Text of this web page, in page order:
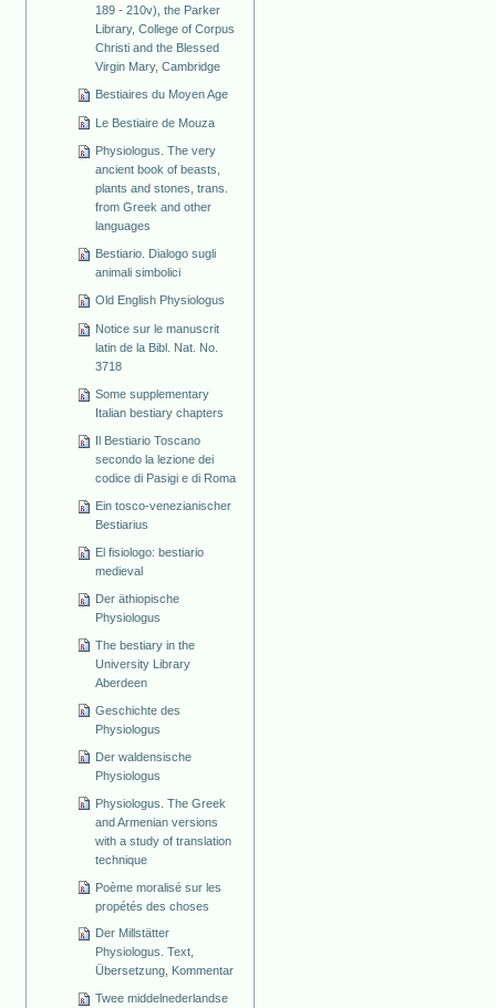
189 - 210v), the Parker
Library, College of Corpus
Christi and the Blessed
Virgin Mary, Cambridge
Bestiaires du Moyen Age
Le Bestiaire de Mouza
Physiologus. The very
ancient book of beasts,
plants and stones, trans.
from Greek and other
languages
Bestiario. Dialogo sugli
animali simbolici
Old English Physiologus
Notice sur le manuscrit
latin de la Bibl. Nat. No.
3718
Some supplementary
Italian bestiary chapters
Il Bestiario Toscano
secondo la lezione dei
codice di Pasigi e di Roma
Ein tosco-venezianischer
Bestiarius
El fisiologo: bestiario
medieval
Der äthiopische
Physiologus
The bestiary in the
University Library
Aberdeen
Geschichte des
Physiologus
Der waldensische
Physiologus
Physiologus. The Greek
and Armenian versions
with a study of translation
technique
Poème moralisé sur les
propétés des choses
Der Millstätter
Physiologus. Text,
Übersetzung, Kommentar
Twee middelnederlandse